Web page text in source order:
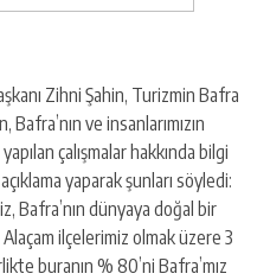
Zihni Şahin, Turizmin Bafra
ve insanlarımızın
çalışmalar hakkında bilgi
yaparak şunları söyledi:
Bafra’nın dünyaya doğal bir
Alaçam ilçelerimiz olmak üzere 3
buranın % 80’ni Bafra’mız